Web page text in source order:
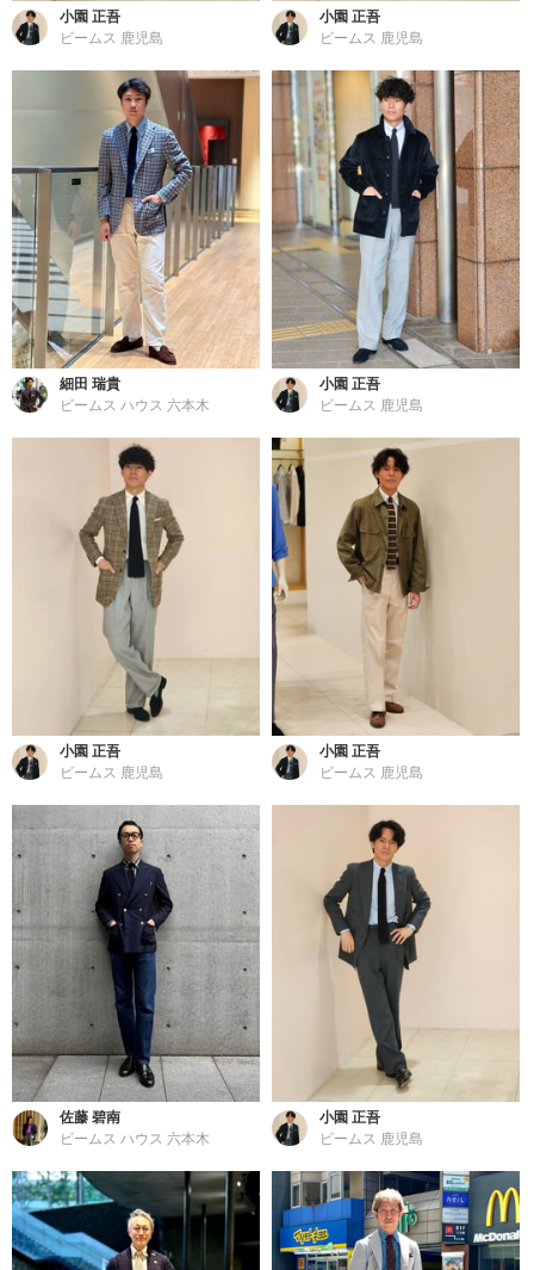
小園 正吾
ビームス 鹿児島
小園 正吾
ビームス 鹿児島
細田 瑞貴
ビームス ハウス 六本木
小園 正吾
ビームス 鹿児島
小園 正吾
ビームス 鹿児島
小園 正吾
ビームス 鹿児島
佐藤 碧南
ビームス ハウス 六本木
小園 正吾
ビームス 鹿児島